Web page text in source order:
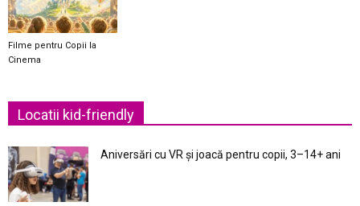
Filme pentru Copii la
Cinema
Locatii kid-friendly
Aniversări cu VR și joacă pentru copii, 3–14+ ani